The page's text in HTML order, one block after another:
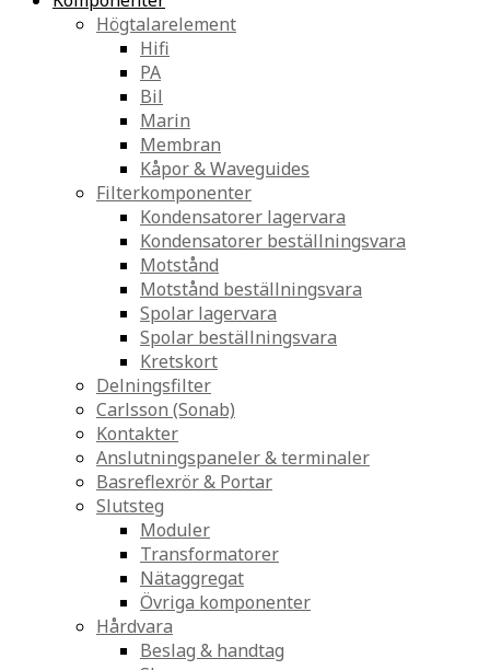
Högtalarelement
Hifi
PA
Bil
Marin
Membran
Kåpor & Waveguides
Filterkomponenter
Kondensatorer lagervara
Kondensatorer beställningsvara
Motstånd
Motstånd beställningsvara
Spolar lagervara
Spolar beställningsvara
Kretskort
Delningsfilter
Carlsson (Sonab)
Kontakter
Anslutningspaneler & terminaler
Basreflexrör & Portar
Slutsteg
Moduler
Transformatorer
Nätaggregat
Övriga komponenter
Hårdvara
Beslag & handtag